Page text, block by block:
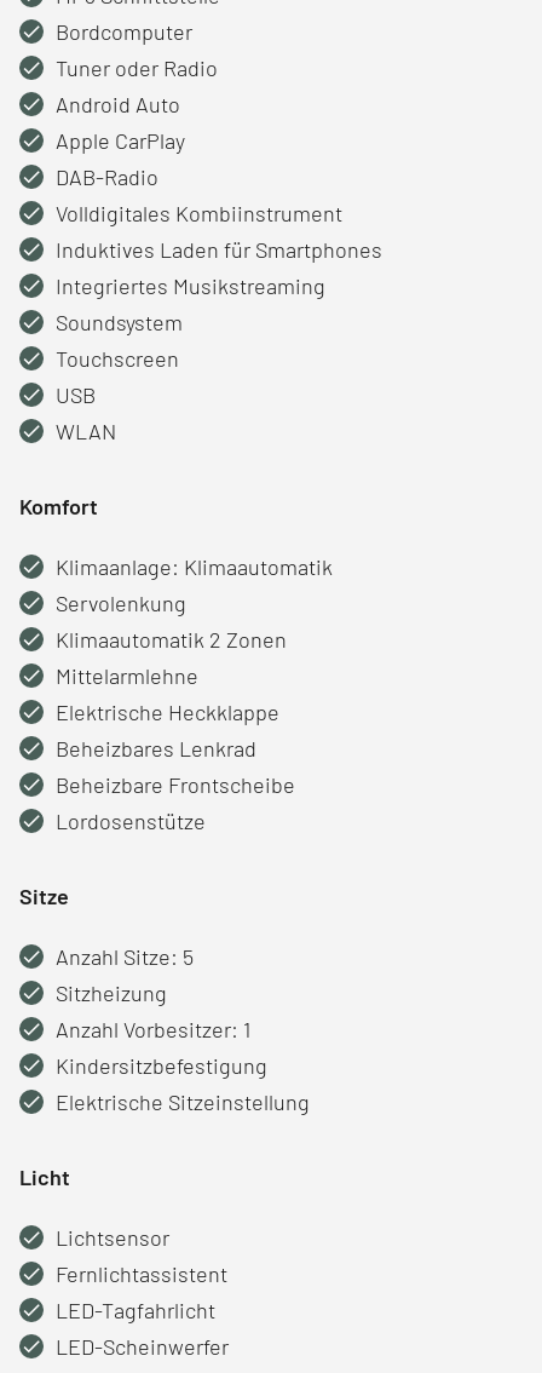
Bordcomputer
Tuner oder Radio
Android Auto
Apple CarPlay
DAB-Radio
Volldigitales Kombiinstrument
Induktives Laden für Smartphones
Integriertes Musikstreaming
Soundsystem
Touchscreen
USB
WLAN
Komfort
Klimaanlage: Klimaautomatik
Servolenkung
Klimaautomatik 2 Zonen
Mittelarmlehne
Elektrische Heckklappe
Beheizbares Lenkrad
Beheizbare Frontscheibe
Lordosenstütze
Sitze
Anzahl Sitze: 5
Sitzheizung
Anzahl Vorbesitzer: 1
Kindersitzbefestigung
Elektrische Sitzeinstellung
Licht
Lichtsensor
Fernlichtassistent
LED-Tagfahrlicht
LED-Scheinwerfer